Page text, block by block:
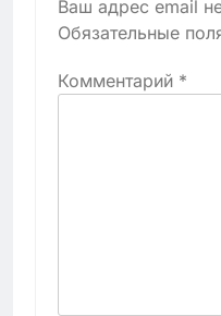
Ваш адрес email
Обязательные
Комментарий *